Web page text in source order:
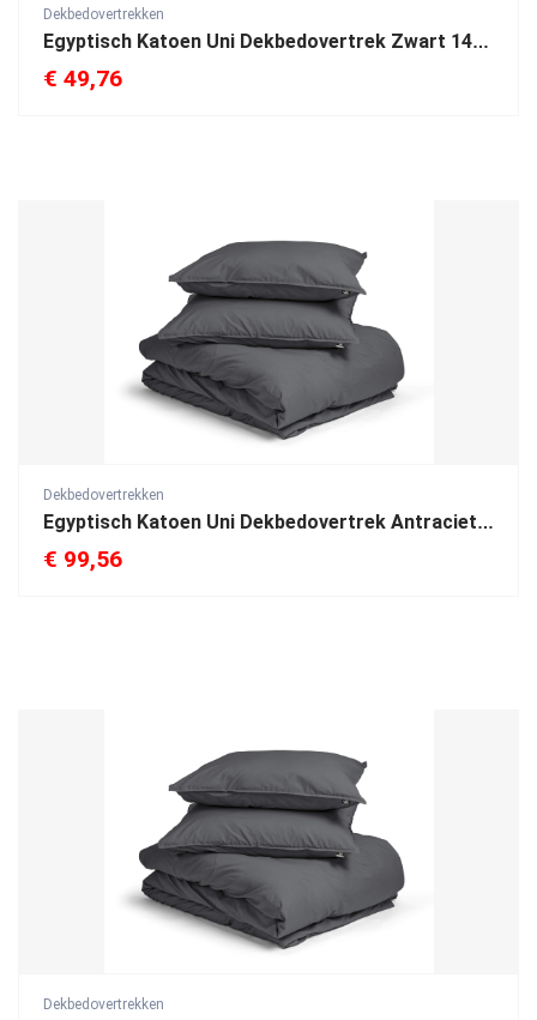
Dekbedovertrekken
Egyptisch Katoen Uni Dekbedovertrek Zwart 140 x 200/260
€ 49,76
Dekbedovertrekken
Egyptisch Katoen Uni Dekbedovertrek Antraciet 240 x 200/260
€ 99,56
Dekbedovertrekken